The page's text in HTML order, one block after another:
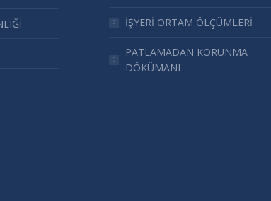
İŞYERİ ORTAM ÖLÇÜMLERİ
PATLAMADAN KORUNMA
DÖKÜMANI